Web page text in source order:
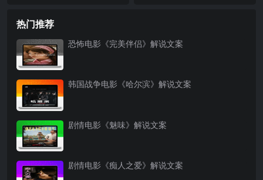
热门推荐
恐怖电影《完美伴侣》解说文案
韩国战争电影《哈尔滨》解说文案
剧情电影《魅味》解说文案
剧情电影《痴人之爱》解说文案